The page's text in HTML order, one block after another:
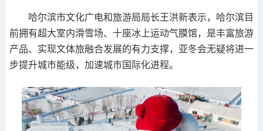
哈尔滨市文化广电和旅游局局长王洪新表示，哈尔滨目
前拥有超大室内滑雪场、十座冰上运动气膜馆，是丰富旅游
产品、实现文体旅融合发展的有力支撑，亚冬会无疑将进一
步提升城市能级，加速城市国际化进程。